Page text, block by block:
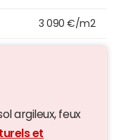
3 090 €/m2
argileux, feux
et